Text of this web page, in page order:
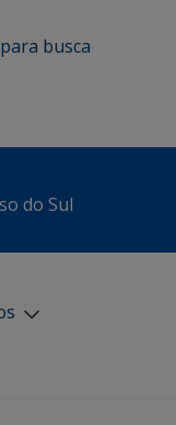
busca
do Sul